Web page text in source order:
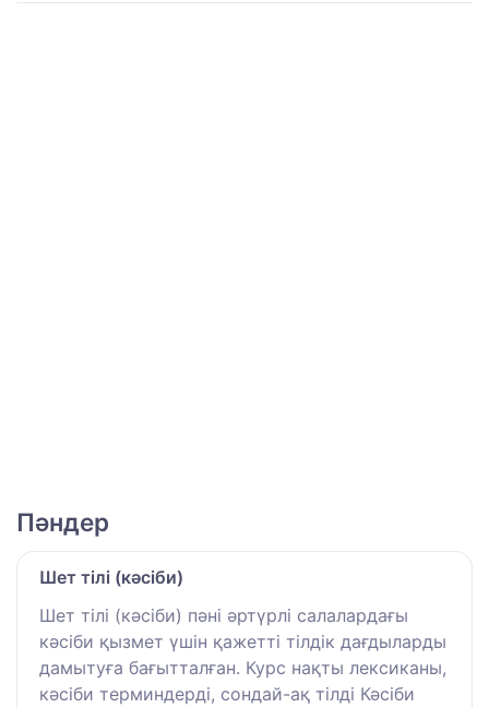
Пәндер
Шет тілі (кәсіби)
Шет тілі (кәсіби) пәні әртүрлі салалардағы
кәсіби қызмет үшін қажетті тілдік дағдыларды
дамытуға бағытталған. Курс нақты лексиканы,
кәсіби терминдерді, сондай-ақ тілді Кәсіби